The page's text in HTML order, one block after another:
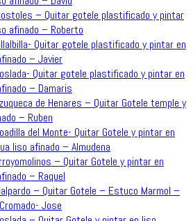
– Quitar gotele plastificado y pintar
afinado – Roberto
Quitar gotele plastificado y pintar en
– Javier
Quitar gotele plastificado y pintar en
– Damaris
de Henares – Quitar Gotele temple y
– Ruben
del Monte- Quitar Gotele y pintar en
liso afinado – Almudena
– Quitar Gotele y pintar en
– Raquel
– Quitar Gotele – Estuco Marmol –
Jose